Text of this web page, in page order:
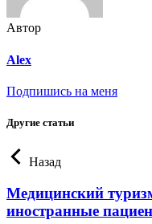
Автор
Alex
Подпишись на меня
Другие статьи
Назад
Медицинский
иностранные